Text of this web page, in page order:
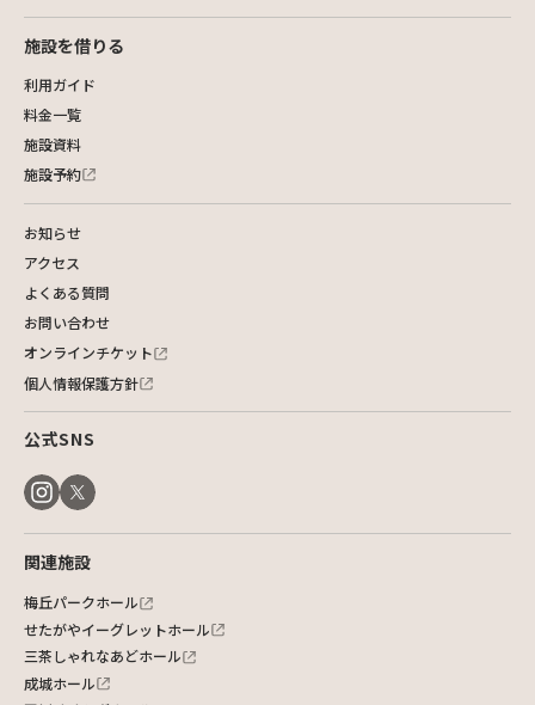
施設を借りる
利用ガイド
料金一覧
施設資料
施設予約
お知らせ
アクセス
よくある質問
お問い合わせ
オンラインチケット
個人情報保護方針
公式SNS
関連施設
梅丘パークホール
せたがやイーグレットホール
三茶しゃれなあどホール
成城ホール